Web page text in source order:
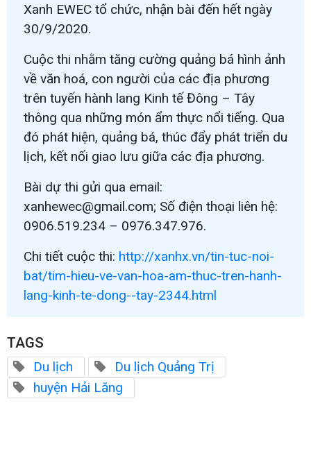
Xanh EWEC tổ chức, nhận bài đến hết ngày
30/9/2020.
Cuộc thi nhằm tăng cường quảng bá hình ảnh
về văn hoá, con người của các địa phương
trên tuyến hành lang Kinh tế Đông – Tây
thông qua những món ẩm thực nổi tiếng. Qua
đó phát hiện, quảng bá, thúc đẩy phát triển du
lịch, kết nối giao lưu giữa các địa phương.
Bài dự thi gửi qua email:
xanhewec@gmail.com; Số điện thoại liên hệ:
0906.519.234 – 0976.347.976.
Chi tiết cuộc thi: http://xanhx.vn/tin-tuc-noi-
bat/tim-hieu-ve-van-hoa-am-thuc-tren-hanh-
lang-kinh-te-dong--tay-2344.html
TAGS
Du lịch
Du lịch Quảng Trị
huyện Hải Lăng